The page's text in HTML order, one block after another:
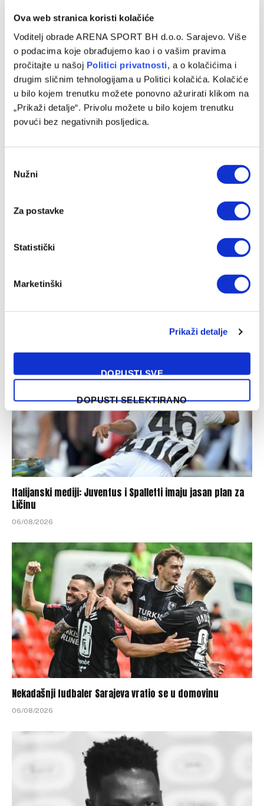
Ova web stranica koristi kolačiće
Voditelj obrade ARENA SPORT BH d.o.o. Sarajevo. Više
o podacima koje obrađujemo kao i o vašim pravima
pročitajte u našoj Politici privatnosti, a o kolačićima i
drugim sličnim tehnologijama u Politici kolačića. Kolačiće
u bilo kojem trenutku možete ponovno ažurirati klikom na
„Prikaži detalje“. Privolu možete u bilo kojem trenutku
povući bez negativnih posljedica.
Selection
Nužni
Za postavke
Statistički
Marketinški
Prikaži detalje
DOPUSTI SVE
DOPUSTI SELEKTIRANO
Gotova višemjesečna saga: Real Madrid i Vinicius Junior
postigli dogovor o nastavku saradnje
Italijanski mediji: Juventus i Spalletti imaju jasan plan za
Ličinu
06/08/2026
Nekadašnji fudbaler Sarajeva vratio se u domovinu
06/08/2026